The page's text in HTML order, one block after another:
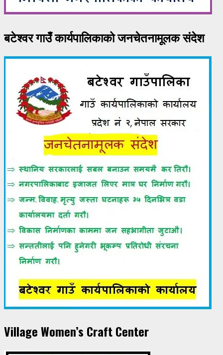
बटेश्वर गाउँ कार्यपालिकाको जनचेतनामूलक संदेश
Village Women’s Craft Center